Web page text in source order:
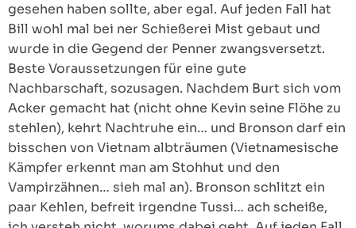
gesehen haben sollte, aber egal. Auf jeden Fall hat
Bill wohl mal bei ner Schießerei Mist gebaut und
wurde in die Gegend der Penner zwangsversetzt.
Beste Voraussetzungen für eine gute
Nachbarschaft, sozusagen. Nachdem Burt sich vom
Acker gemacht hat (nicht ohne Kevin seine Flöhe zu
stehlen), kehrt Nachtruhe ein… und Bronson darf ein
bisschen von Vietnam albträumen (Vietnamesische
Kämpfer erkennt man am Stohhut und den
Vampirzähnen… sieh mal an). Bronson schlitzt ein
paar Kehlen, befreit irgendne Tussi… ach scheiße,